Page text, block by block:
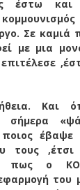
έστω
Σε καμιά
με μια
Και
σήμερα
έβαψε
τους
πως ο
του